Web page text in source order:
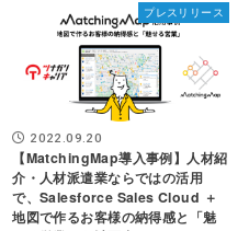
プレスリリース
2022.09.20
【MatchingMap導入事例】人材紹
介・人材派遣業ならではの活用
で、Salesforce Sales Cloud ＋
地図で作るお客様の納得感と「魅